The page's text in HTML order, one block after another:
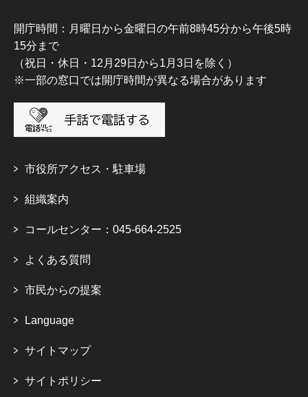
開庁時間：月曜日から金曜日の午前8時45分から午後5時
15分まで
（祝日・休日・12月29日から1月3日を除く）
※一部の窓口では開庁時間が異なる場合があります
市役所アクセス・駐車場
組織案内
コールセンター：045-664-2525
よくある質問
市民からの提案
Language
サイトマップ
サイトポリシー